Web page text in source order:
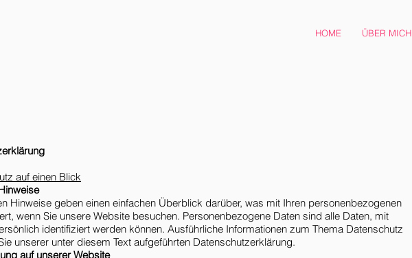
HOME ÜBER MICH
auf einen Blick
Hinweise geben einen einfachen Überblick darüber, was mit Ihren personenbezogenen
wenn Sie unsere Website besuchen. Personenbezogene Daten sind alle Daten, mit
identifiziert werden können. Ausführliche Informationen zum Thema Datenschutz
unserer unter diesem Text aufgeführten Datenschutzerklärung.
auf unserer Website